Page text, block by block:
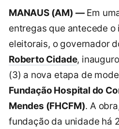
MANAUS (AM) —Em
entregas que antecede
eleitorais, o governador
Roberto Cidade,
(3) a nova etapa de
Fundação Hospital do
Mendes (FHCFM). A
fundação da unidade há